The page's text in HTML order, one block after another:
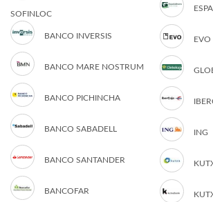
SOFINLOC
BANCO INVERSIS
BANCO MARE NOSTRUM
BANCO PICHINCHA
BANCO SABADELL
BANCO SANTANDER
BANCOFAR
EVO
ING